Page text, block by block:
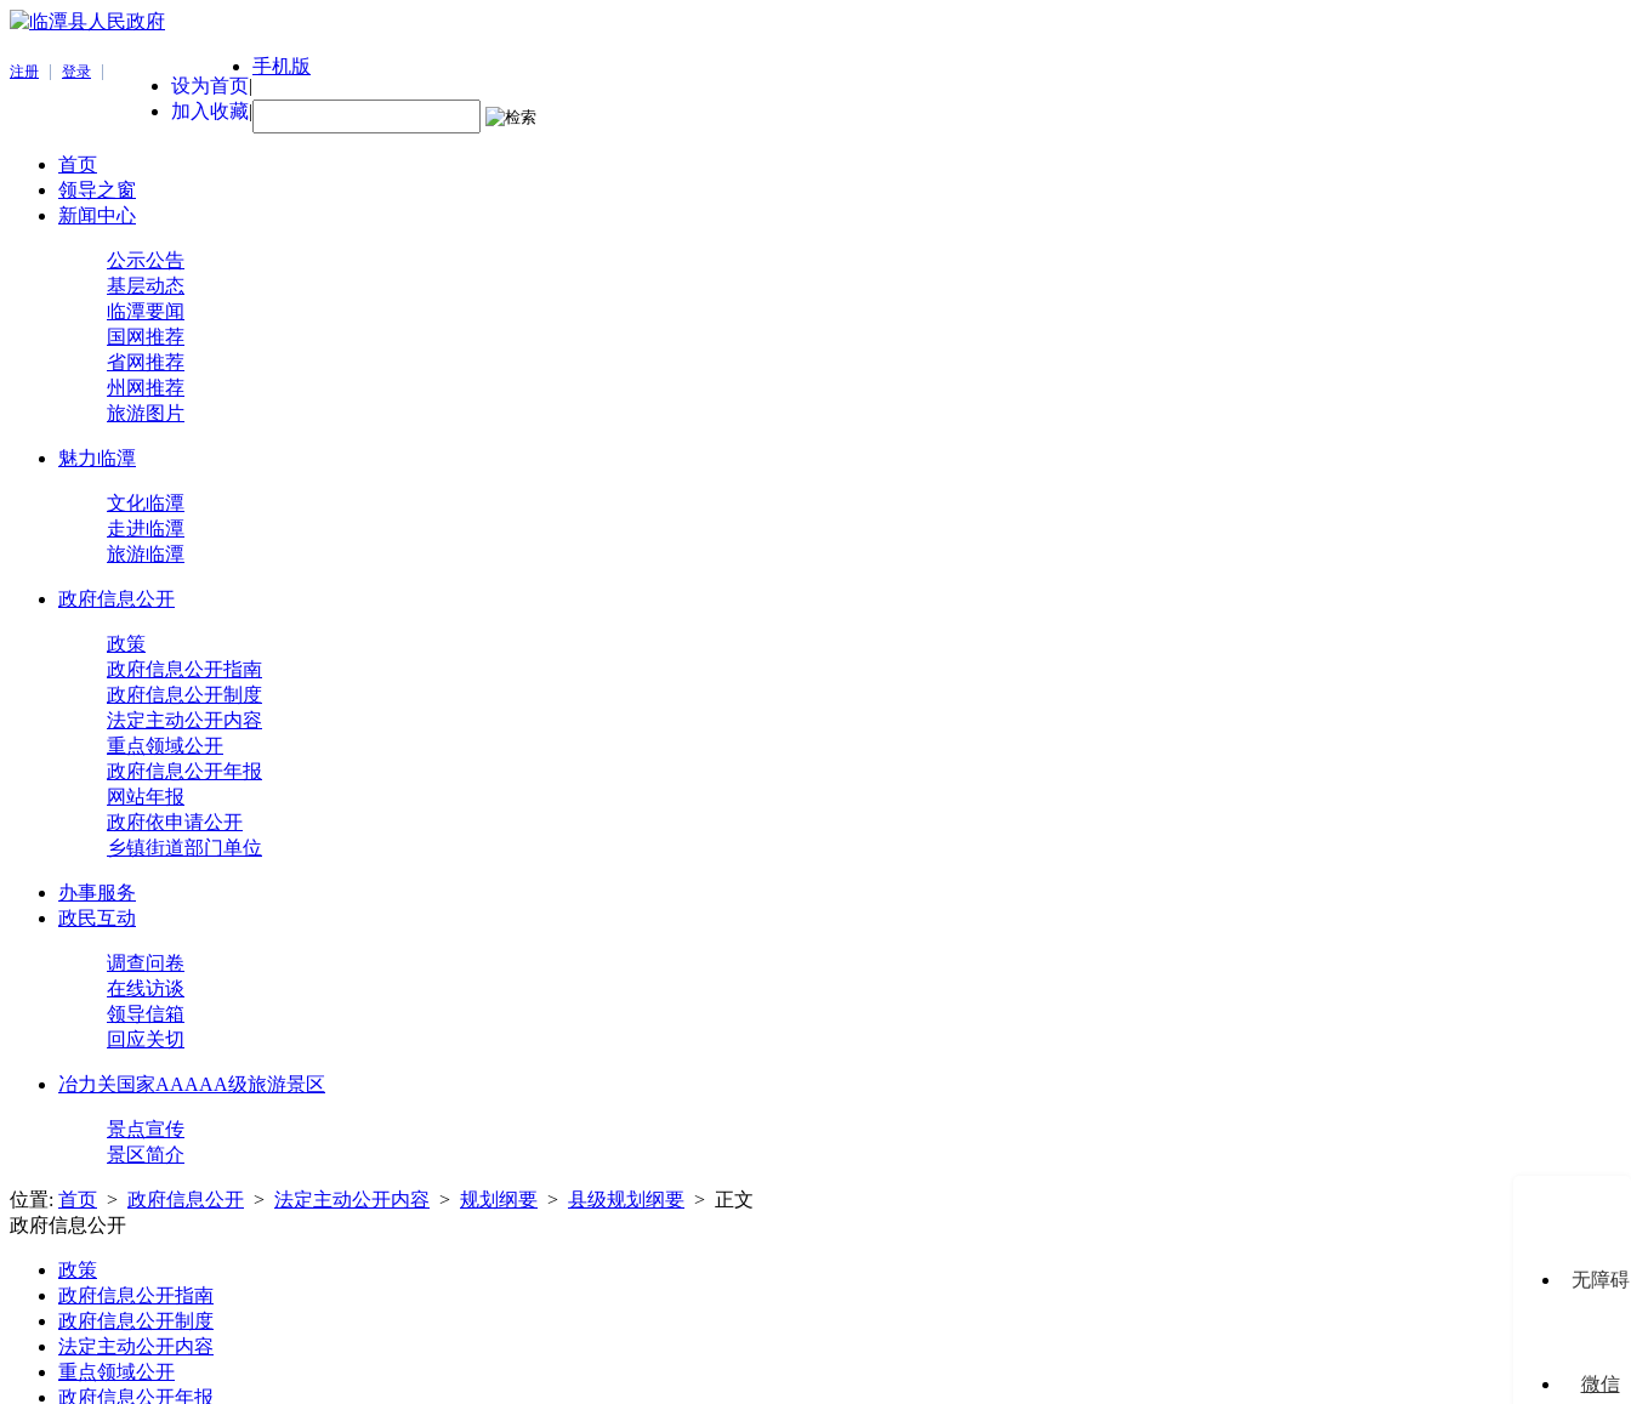
注册 登录
设为首页|
加入收藏|
手机版
首页
领导之窗
新闻中心
公示公告
基层动态
临潭要闻
国网推荐
省网推荐
州网推荐
旅游图片
魅力临潭
文化临潭
走进临潭
旅游临潭
政府信息公开
政策
政府信息公开指南
政府信息公开制度
法定主动公开内容
重点领域公开
政府信息公开年报
网站年报
政府依申请公开
乡镇街道部门单位
办事服务
政民互动
调查问卷
在线访谈
领导信箱
回应关切
冶力关国家AAAAA级旅游景区
景点宣传
景区简介
位置: 首页 > 政府信息公开 > 法定主动公开内容 > 规划纲要 > 县级规划纲要 > 正文
政府信息公开
政策
政府信息公开指南
政府信息公开制度
法定主动公开内容
重点领域公开
政府信息公开年报
无障碍
微信